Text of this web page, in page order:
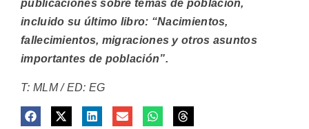
publicaciones sobre temas de población,
incluido su último libro: “Nacimientos,
fallecimientos, migraciones y otros asuntos
importantes de población”.
T: MLM / ED: EG